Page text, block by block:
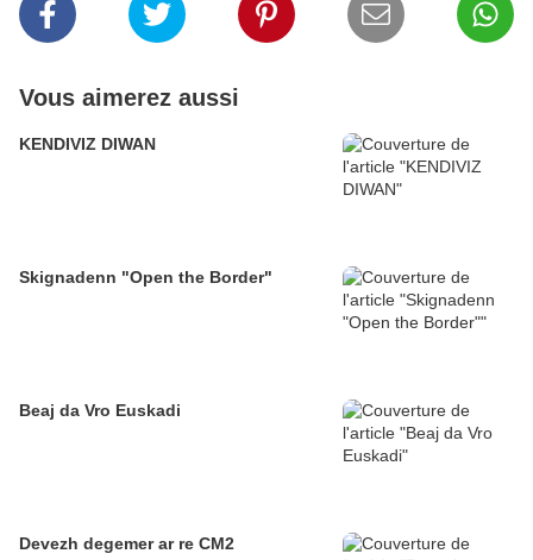
Vous aimerez aussi
KENDIVIZ DIWAN
Skignadenn "Open the Border"
Beaj da Vro Euskadi
Devezh degemer ar re CM2